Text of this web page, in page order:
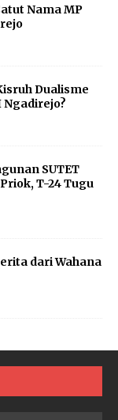
Nama MP
Dualisme
Ngadirejo?
SUTET
T-24 Tugu
dari Wahana